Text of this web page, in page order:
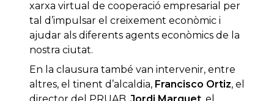
xarxa virtual de cooperació empresarial per
tal d’impulsar el creixement econòmic i
ajudar als diferents agents econòmics de la
nostra ciutat.
En la clausura també van intervenir, entre
altres, el tinent d’alcaldia, Francisco Ortiz, el